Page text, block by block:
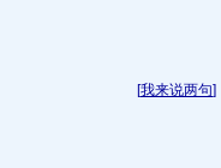
[我来说两句]